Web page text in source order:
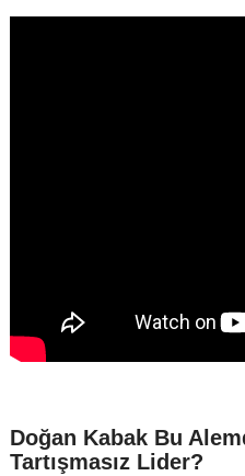
Doğan Kabak Bu
Tartışmasız Lider?